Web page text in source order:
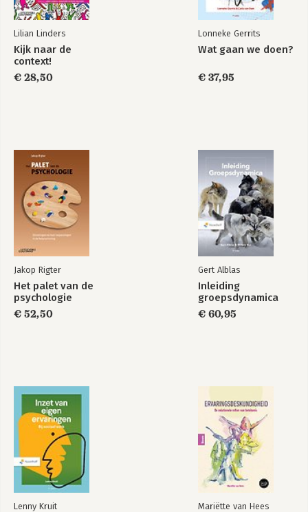
Lilian Linders
Kijk naar de
context!
€ 28,50
Lonneke Gerrits
Wat gaan we doen?
€ 37,95
Jakop Rigter
Het palet van de
psychologie
€ 52,50
Gert Alblas
Inleiding
groepsdynamica
€ 60,95
Lenny Kruit Mariëtte van Hees